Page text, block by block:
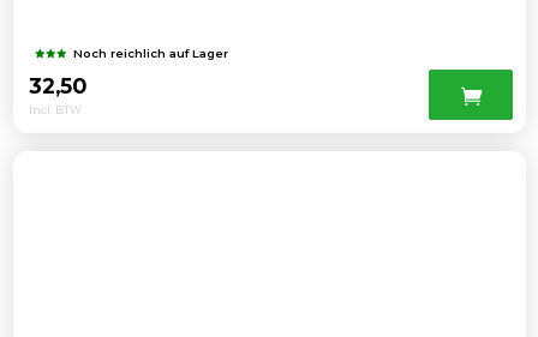
Noch reichlich auf Lager
32,50
Incl. BTW